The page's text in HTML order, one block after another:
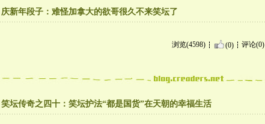
庆新年段子：难怪加拿大的欲哥很久不来笑坛了
浏览(4598) (0) 评论(0)
笑坛传奇之四十：笑坛护法“都是国货”在天朝的幸福生活